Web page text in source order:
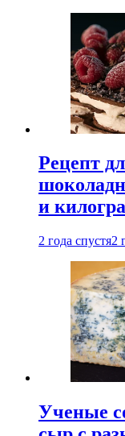
Рецепт
и
2 года спустя2
Ученые